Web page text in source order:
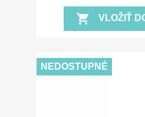
shopping_cart VLOŽIŤ
NEDOSTUPNÉ